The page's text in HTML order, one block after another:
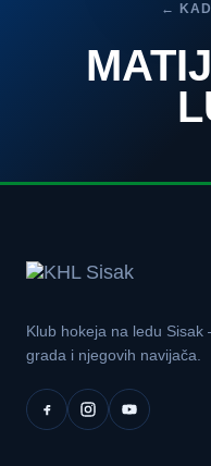
←
Klub hokeja na ledu
grada i njegovih navijača.